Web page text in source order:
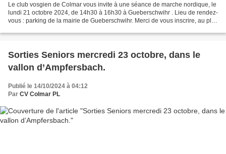
Le club vosgien de Colmar vous invite à une séance de marche nordique, le
lundi 21 octobre 2024, de 14h30 à 16h30 à Gueberschwihr . Lieu de rendez-
vous : parking de la mairie de Gueberschwihr. Merci de vous inscrire, au plus
Sorties Seniors mercredi 23 octobre, dans le
vallon d’Ampfersbach.
Publié le 14/10/2024 à 04:12
Par CV Colmar PL